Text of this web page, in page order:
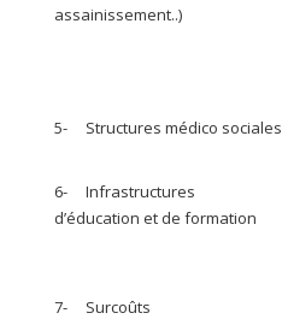
assainissement..)
5- Structures médico sociales
6- Infrastructures
d’éducation et de formation
7- Surcoûts